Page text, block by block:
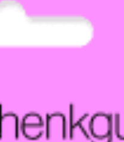
São Paulo
exposiciones
conciertos